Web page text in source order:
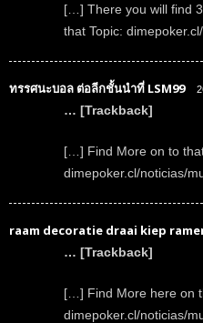
[…] There you will find
that Topic:
ทรรศนะบอล ต่อลีกชั้นนำที่ LSM99
… [Trackback]
[…] Find More on to
dimepoker.cl/noticias/
raam decoratie draai kiep
… [Trackback]
[…] Find More here on
dimepoker.cl/noticias/